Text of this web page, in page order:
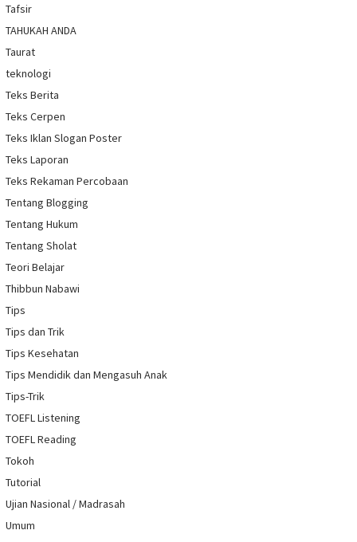
Tafsir
TAHUKAH ANDA
Taurat
teknologi
Teks Berita
Teks Cerpen
Teks Iklan Slogan Poster
Teks Laporan
Teks Rekaman Percobaan
Tentang Blogging
Tentang Hukum
Tentang Sholat
Teori Belajar
Thibbun Nabawi
Tips
Tips dan Trik
Tips Kesehatan
Tips Mendidik dan Mengasuh Anak
Tips-Trik
TOEFL Listening
TOEFL Reading
Tokoh
Tutorial
Ujian Nasional / Madrasah
Umum